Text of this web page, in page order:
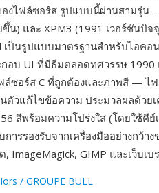
งไฟล์ซอร์ส รูปแบบนี้ผ่านสามรุ่น
ขึ้น) และ XPM3 (1991 เวอร์ชันปั
เป็นรูปแบบมาตรฐานสำหรับไอค
อบ UI ที่มีธีมตลอดทศวรรษ
ล์ซอร์ส C ที่ถูกต้องและภาพสี — ไ
ตัวแก้ไขข้อความ ประมวลผลด้วย
สีพร้อมความโปร่งใส (โดยใช้คีย์
การรองรับจากเครื่องมืออย่างกว้า
ImageMagick, GIMP และเว็บเบ
/ GROUPE BULL